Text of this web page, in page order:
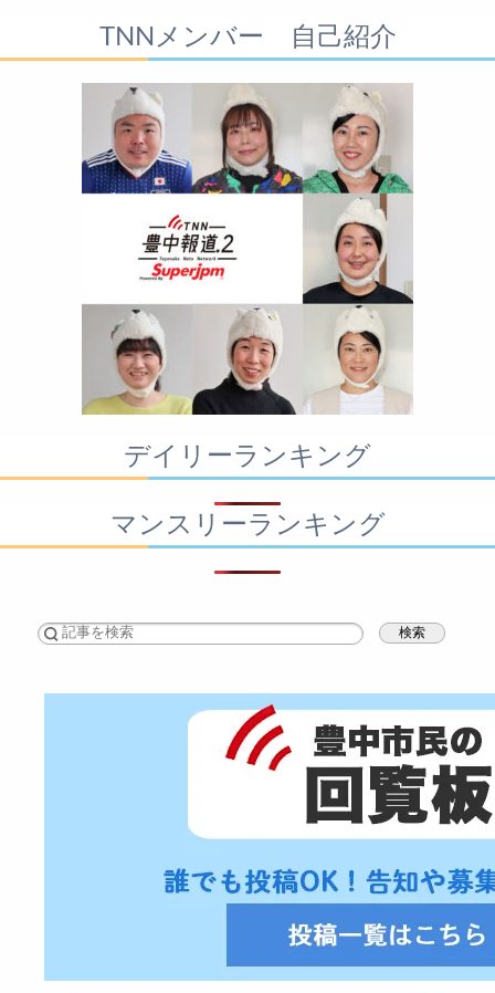
TNNメンバー 自己紹介
デイリーランキング
マンスリーランキング
検索